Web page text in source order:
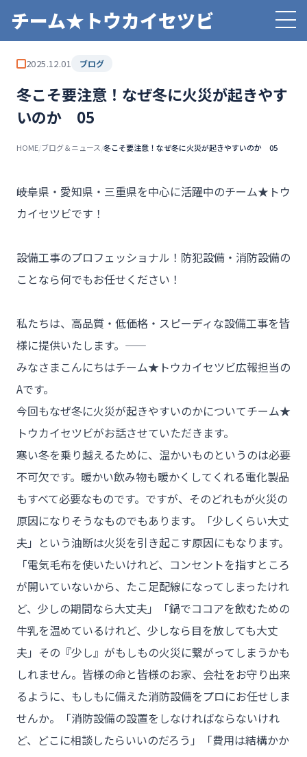
チーム★トウカイセツビ
チーム★トウカイセツビ
2025.12.01 ブログ
冬こそ要注意！なぜ冬に火災が起きやす
いのか 05
HOME/ブログ＆ニュース/冬こそ要注意！なぜ冬に火災が起きやすいのか 05
――岐阜県・愛知県・三重県を中心に活躍中のチーム★トウ
カイセツビです！
設備工事のプロフェッショナル！防犯設備・消防設備の
ことなら何でもお任せください！
私たちは、高品質・低価格・スピーディな設備工事を皆
様に提供いたします。――
みなさまこんにちはチーム★トウカイセツビ広報担当の
Aです。
今回もなぜ冬に火災が起きやすいのかについてチーム★
トウカイセツビがお話させていただきます。
寒い冬を乗り越えるために、温かいものというのは必要
不可欠です。暖かい飲み物も暖かくしてくれる電化製品
もすべて必要なものです。ですが、そのどれもが火災の
原因になりそうなものでもあります。「少しくらい大丈
夫」という油断は火災を引き起こす原因にもなります。
「電気毛布を使いたいけれど、コンセントを指すところ
が開いていないから、たこ足配線になってしまったけれ
ど、少しの期間なら大丈夫」「鍋でココアを飲むための
牛乳を温めているけれど、少しなら目を放しても大丈
夫」その『少し』がもしもの火災に繋がってしまうかも
しれません。皆様の命と皆様のお家、会社をお守り出来
るように、もしもに備えた消防設備をプロにお任せしま
せんか。「消防設備の設置をしなければならないけれ
ど、どこに相談したらいいのだろう」「費用は結構かか